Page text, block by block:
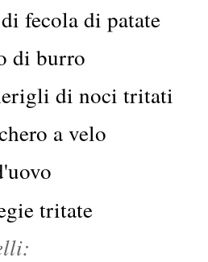
fecola di patate
di burro
di noci tritati
a velo
tritate